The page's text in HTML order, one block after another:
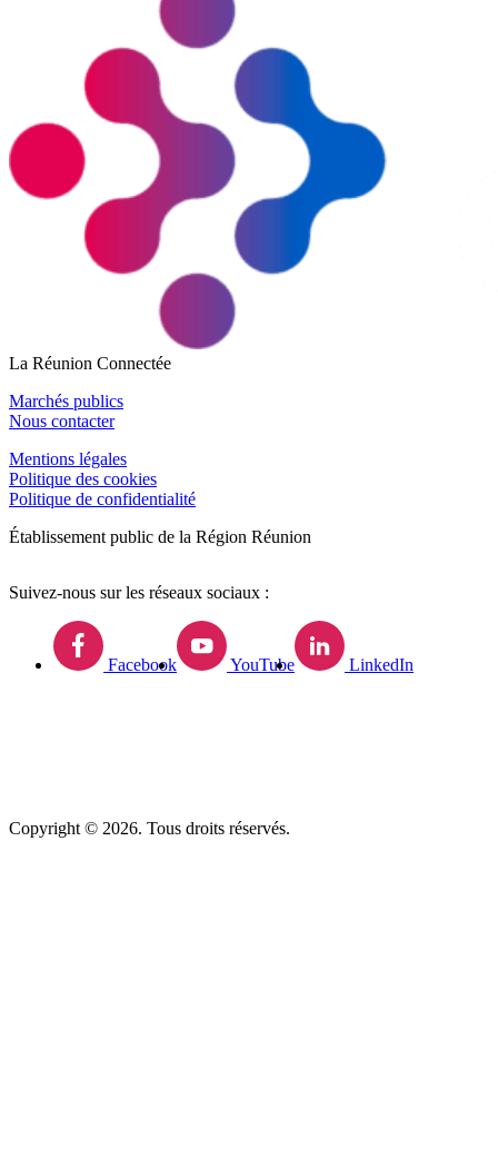
La Réunion Connectée
Marchés publics
Nous contacter
Mentions légales
Politique des cookies
Politique de confidentialité
Établissement public de la Région Réunion
Suivez-nous sur les réseaux sociaux :
Facebook YouTube LinkedIn
Copyright © 2026. Tous droits réservés.